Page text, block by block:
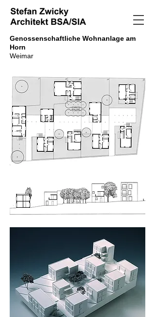
Genossenschaftliche Wohnanlage am
Horn
Weimar